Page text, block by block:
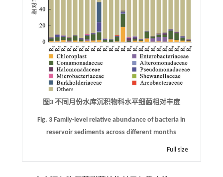
图3 不同月份水库沉积物科水平细菌相对丰度
Fig. 3 Family-level relative abundance of bacteria in
reservoir sediments across different months
Full size